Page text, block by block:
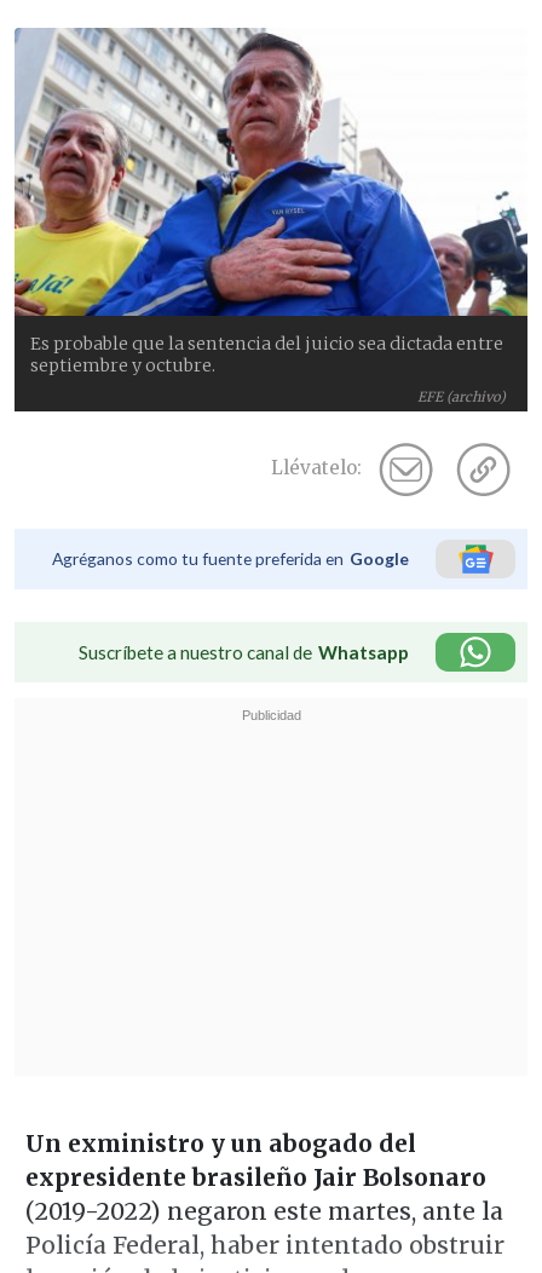
EFE (archivo)
Es probable que la sentencia del juicio sea dictada entre
septiembre y octubre.
Llévatelo:
Agréganos como tu fuente preferida en Google
Suscríbete a nuestro canal de Whatsapp
Un exministro y un abogado del
expresidente brasileño Jair Bolsonaro
(2019-2022) negaron este martes, ante la
Policía Federal, haber intentado obstruir